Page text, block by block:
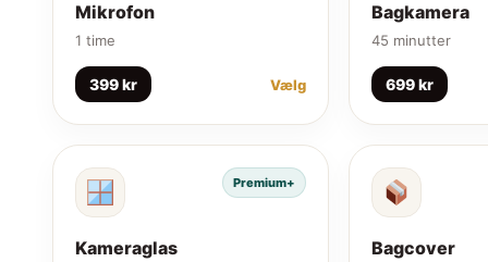
Mikrofon
1 time
399 kr Vælg
Bagkamera
45 minutter
699 kr
Premium+
Kameraglas Bagcover